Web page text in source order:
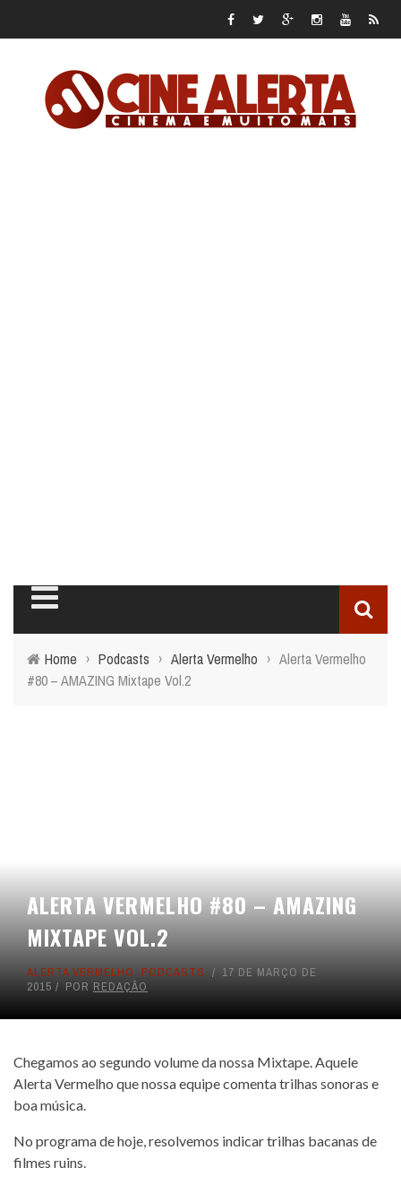
Home › Podcasts › Alerta Vermelho › Alerta Vermelho
#80 – AMAZING Mixtape Vol.2
ALERTA VERMELHO #80 – AMAZING
MIXTAPE VOL.2
ALERTA VERMELHO, PODCASTS
17 DE MARÇO DE
2015
POR REDAÇÃO
Chegamos ao segundo volume da nossa Mixtape. Aquele
Alerta Vermelho que nossa equipe comenta trilhas sonoras e
boa música.
No programa de hoje, resolvemos indicar trilhas bacanas de
filmes ruins.